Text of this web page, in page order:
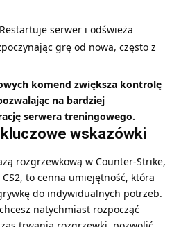
serwer i odświeża
grę od nowa, często z
komend zwiększa kontrolę
na bardziej
serwera treningowego.
wskazówki
rozgrzewkową w Counter-Strike,
to cenna umiejętność, która
do indywidualnych potrzeb.
natychmiast rozpocząć